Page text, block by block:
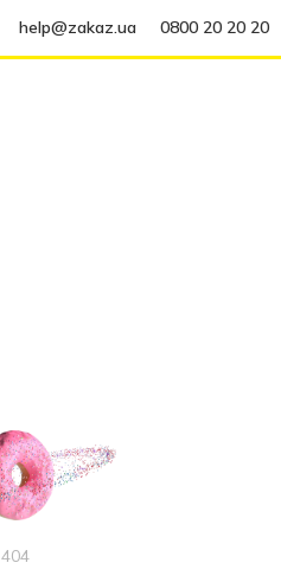
help@zakaz.ua 0800 20 20 20
404